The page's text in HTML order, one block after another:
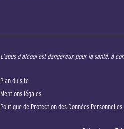
L’abus d’alcool est dangereux pour la santé, à
Plan du site
Mentions légales
Politique de Protection des Données Personnelles